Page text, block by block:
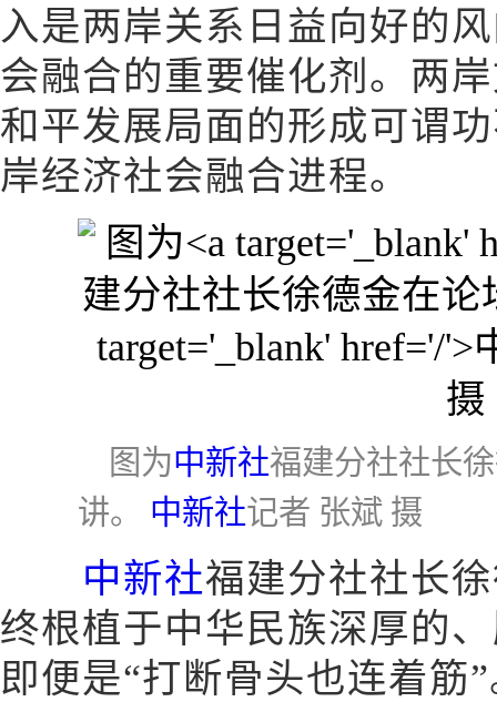
入是两岸关系日益向好的
会融合的重要催化剂。两
和平发展局面的形成可谓
岸经济社会融合进程。
图为中新社福建分社社长
讲。 中新社记者 张斌 摄
中新社福建分社社长
终根植于中华民族深厚的
即便是“打断骨头也连着筋